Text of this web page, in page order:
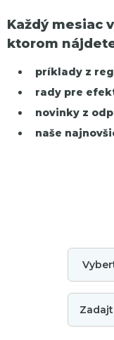
Každý mesiac
ktorom
príklady z
rady pre
novinky z
naše